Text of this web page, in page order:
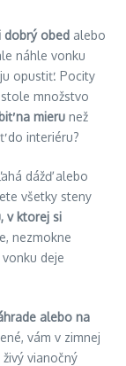
dobrý obed alebo
náhle vonku
opustiť. Pocity
množstvo
na mieru než
do interiéru?
dážď alebo
všetky steny
v ktorej si
nezmokne
deje
alebo na
vám v zimnej
vianočný